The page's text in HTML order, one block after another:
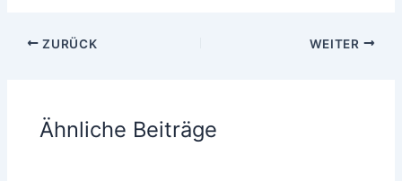
ZURÜCK WEITER
Ähnliche Beiträge